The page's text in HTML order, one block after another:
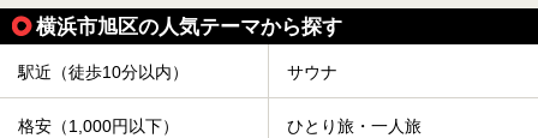
横浜市旭区の人気テーマから探す
駅近（徒歩10分以内） サウナ
格安（1,000円以下） ひとり旅・一人旅